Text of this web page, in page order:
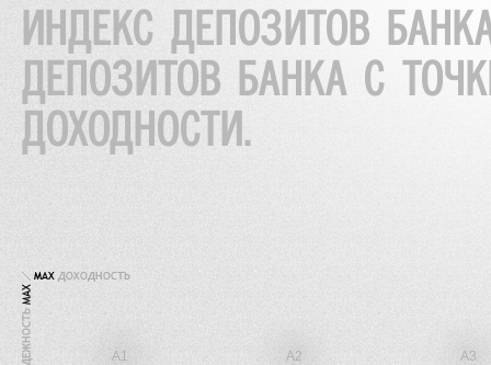
ИНДЕКС ДЕПОЗИТОВ
ДЕПОЗИТОВ БАНКА С
ДОХОДНОСТИ.
A1 A2 A3